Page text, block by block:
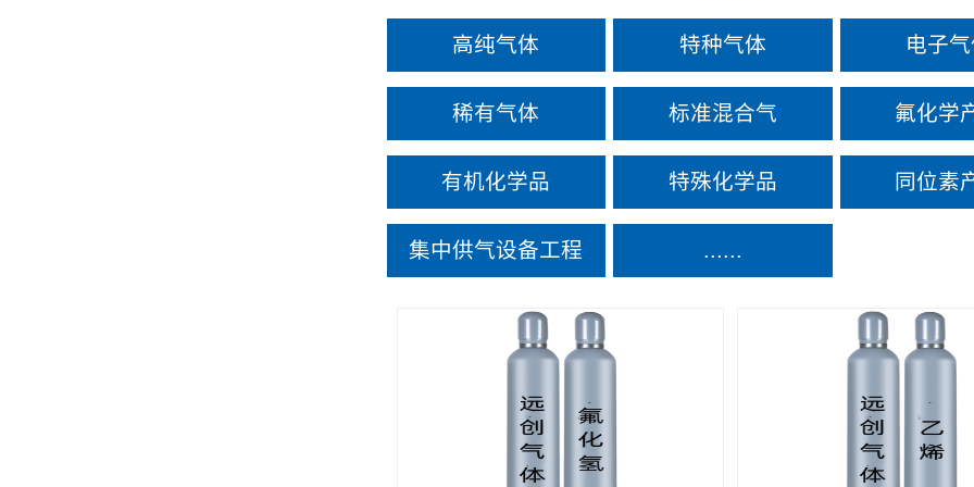
高纯气体 特种气体 电子
稀有气体 标准混合气 氟化学
有机化学品 特殊化学品 同位素
集中供气设备工程 ......